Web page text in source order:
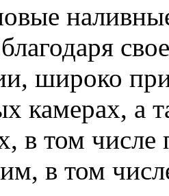
широко
камерах, а
в том
в том